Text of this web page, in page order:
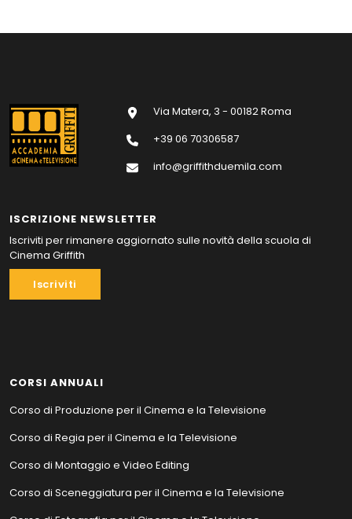
Via Matera, 3 - 00182 Roma
+39 06 70306587
info@griffithduemila.com
ISCRIZIONE NEWSLETTER
Iscriviti per rimanere aggiornato sulle novità della scuola di
Cinema Griffith
Iscriviti
CORSI ANNUALI
Corso di Produzione per il Cinema e la Televisione
Corso di Regia per il Cinema e la Televisione
Corso di Montaggio e Video Editing
Corso di Sceneggiatura per il Cinema e la Televisione